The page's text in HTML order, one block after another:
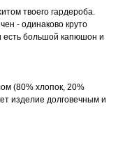
твоего гардероба.
- одинаково круто
есть большой капюшон и
(80% хлопок, 20%
изделие долговечным и